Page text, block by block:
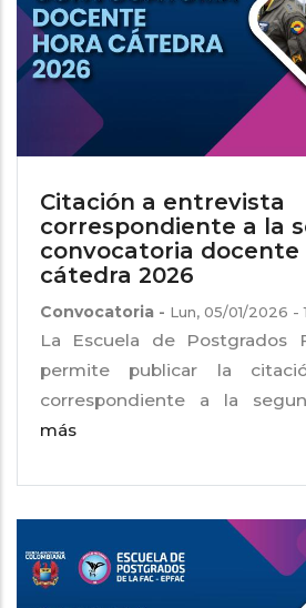
Citación a entrevista
correspondiente a la
convocatoria docente
cátedra 2026
Convocatoria - Lun, 05/01/2026 -
La Escuela de Postgrados
permite publicar la
correspondiente a la
más